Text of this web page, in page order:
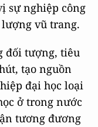
sự nghiệp công
vũ trang.
đối tượng, tiêu
tạo nguồn
đại học loại
ở trong nước
tương đương